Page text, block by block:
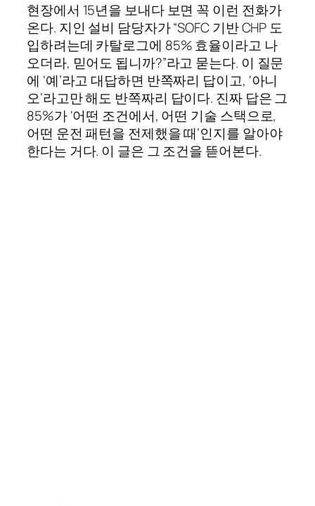
현장에서 15년을 보내다 보면 꼭 이런 전화가
온다. 지인 설비 담당자가 “SOFC 기반 CHP 도
입하려는데 카탈로그에 85% 효율이라고 나
오더라, 믿어도 됩니까?”라고 묻는다. 이 질문
에 ‘예’라고 대답하면 반쪽짜리 답이고, ‘아니
오’라고만 해도 반쪽짜리 답이다. 진짜 답은 그
85%가 ‘어떤 조건에서, 어떤 기술 스택으로,
어떤 운전 패턴을 전제했을 때’인지를 알아야
한다는 거다. 이 글은 그 조건을 뜯어본다.